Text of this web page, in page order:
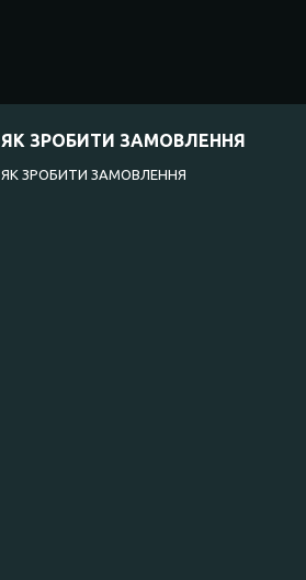
ЯК ЗРОБИТИ ЗАМОВЛЕННЯ
ЯК ЗРОБИТИ ЗАМОВЛЕННЯ